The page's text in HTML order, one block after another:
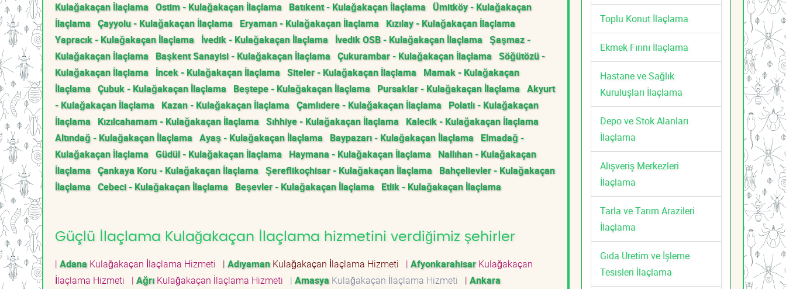
Kulağakaçan İlaçlama Ostim - Kulağakaçan İlaçlama Batıkent - Kulağakaçan İlaçlama Ümitköy - Kulağakaçan
İlaçlama Çayyolu - Kulağakaçan İlaçlama Eryaman - Kulağakaçan İlaçlama Kızılay - Kulağakaçan İlaçlama
Yapracık - Kulağakaçan İlaçlama İvedik - Kulağakaçan İlaçlama İvedik OSB - Kulağakaçan İlaçlama Şaşmaz -
Kulağakaçan İlaçlama Başkent Sanayisi - Kulağakaçan İlaçlama Çukurambar - Kulağakaçan İlaçlama Söğütözü -
Kulağakaçan İlaçlama İncek - Kulağakaçan İlaçlama Siteler - Kulağakaçan İlaçlama Mamak - Kulağakaçan
İlaçlama Çubuk - Kulağakaçan İlaçlama Beştepe - Kulağakaçan İlaçlama Pursaklar - Kulağakaçan İlaçlama Akyurt
- Kulağakaçan İlaçlama Kazan - Kulağakaçan İlaçlama Çamlıdere - Kulağakaçan İlaçlama Polatlı - Kulağakaçan
İlaçlama Kızılcahamam - Kulağakaçan İlaçlama Sıhhiye - Kulağakaçan İlaçlama Kalecik - Kulağakaçan İlaçlama
Altındağ - Kulağakaçan İlaçlama Ayaş - Kulağakaçan İlaçlama Baypazarı - Kulağakaçan İlaçlama Elmadağ -
Kulağakaçan İlaçlama Güdül - Kulağakaçan İlaçlama Haymana - Kulağakaçan İlaçlama Nallıhan - Kulağakaçan
İlaçlama Çankaya Koru - Kulağakaçan İlaçlama Şereflikoçhisar - Kulağakaçan İlaçlama Bahçelievler - Kulağakaçan
İlaçlama Cebeci - Kulağakaçan İlaçlama Beşevler - Kulağakaçan İlaçlama Etlik - Kulağakaçan İlaçlama
Güçlü İlaçlama Kulağakaçan İlaçlama hizmetini verdiğimiz şehirler
| Adana Kulağakaçan İlaçlama Hizmeti | AdıyamanKulağakaçan İlaçlama Hizmeti | Afyonkarahisar Kulağakaçan
İlaçlama Hizmeti
| AğrıKulağakaçan İlaçlama Hizmeti | Amasya Kulağakaçan İlaçlama Hizmeti | Ankara
Toplu Konut İlaçlama
Ekmek Fırını İlaçlama
Hastane ve Sağlık
Kuruluşları İlaçlama
Depo ve Stok Alanları
İlaçlama
Alışveriş Merkezleri
İlaçlama
Tarla ve Tarım Arazileri
İlaçlama
Gıda Üretim ve İşleme
Tesisleri İlaçlama